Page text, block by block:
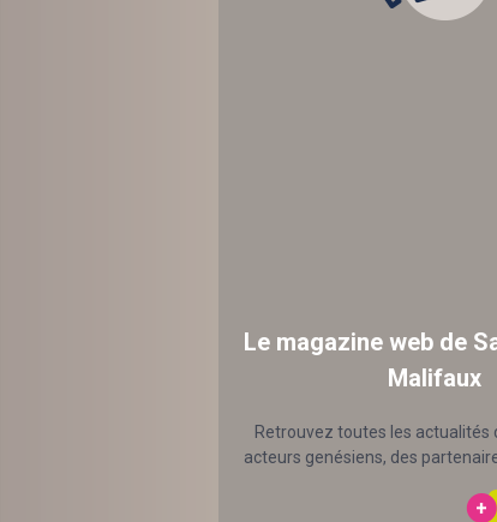
Le magazine web de
Malifaux
Retrouvez toutes les actualités
acteurs genésiens, des